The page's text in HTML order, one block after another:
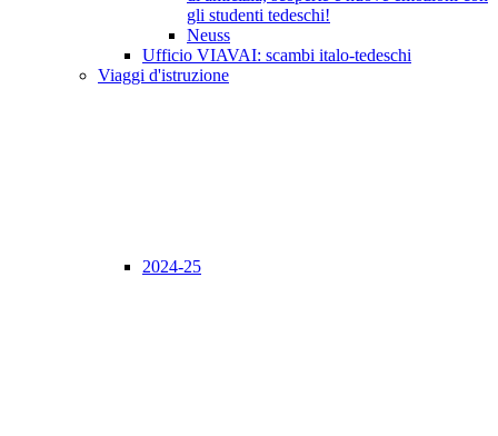
gli studenti tedeschi!
Neuss
Ufficio VIAVAI: scambi italo-tedeschi
Viaggi d'istruzione
2024-25